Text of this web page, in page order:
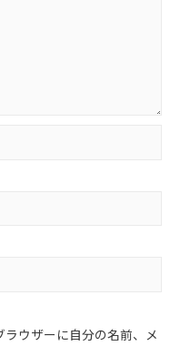
ウザーに自分の名前、メ